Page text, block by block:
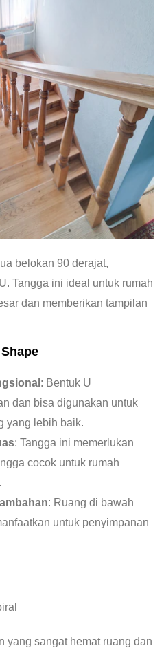
belokan 90 derajat,
Tangga ini ideal untuk rumah
dan memberikan tampilan
: Bentuk U
dan bisa digunakan untuk
yang lebih baik.
: Tangga ini memerlukan
cocok untuk rumah
: Ruang di bawah
untuk penyimpanan
yang sangat hemat ruang dan